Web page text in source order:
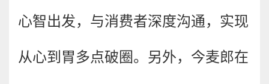
心智出发，与消费者深度沟通，实现
从心到胃多点破圈。另外，今麦郎在